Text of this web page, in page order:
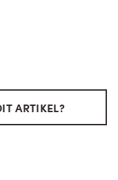
ARTIKEL?